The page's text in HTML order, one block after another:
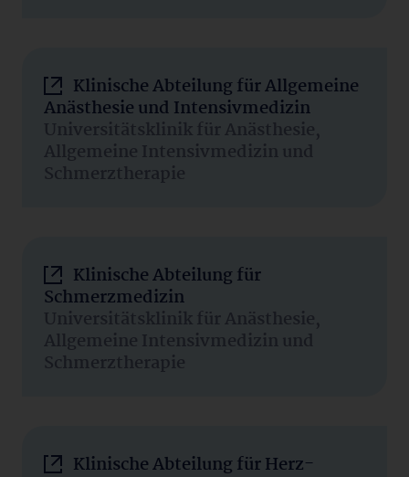
Klinische Abteilung für Allgemeine
Anästhesie und Intensivmedizin
Universitätsklinik für Anästhesie,
Allgemeine Intensivmedizin und
Schmerztherapie
Klinische Abteilung für
Schmerzmedizin
Universitätsklinik für Anästhesie,
Allgemeine Intensivmedizin und
Schmerztherapie
Klinische Abteilung für Herz-